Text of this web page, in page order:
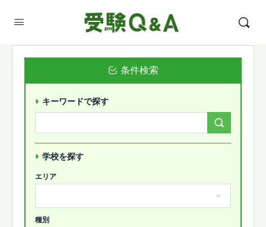
条件検索
キーワードで探す
学校を探す
エリア
種別